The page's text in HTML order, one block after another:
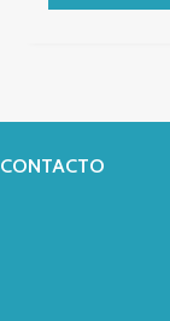
CONTACTO